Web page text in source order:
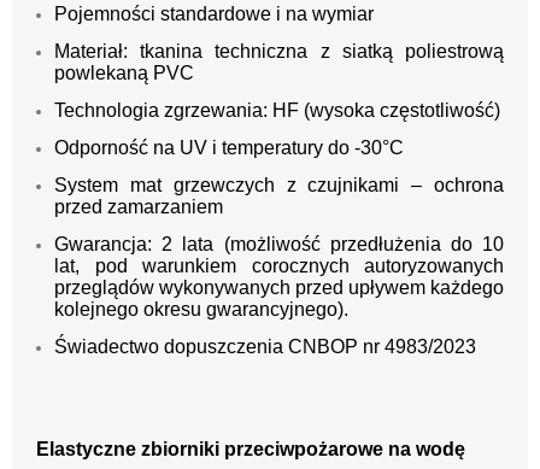
Pojemności standardowe i na wymiar
Materiał: tkanina techniczna z siatką poliestrową
powlekaną PVC
Technologia zgrzewania: HF (wysoka częstotliwość)
Odporność na UV i temperatury do -30°C
System mat grzewczych z czujnikami – ochrona
przed zamarzaniem
Gwarancja: 2 lata (możliwość przedłużenia do 10
lat, pod warunkiem corocznych autoryzowanych
przeglądów wykonywanych przed upływem każdego
kolejnego okresu gwarancyjnego).
Świadectwo dopuszczenia CNBOP nr 4983/2023
Elastyczne zbiorniki przeciwpożarowe na wodę